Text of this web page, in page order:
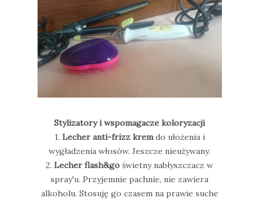
Stylizatory i wspomagacze koloryzacji
1. Lecher anti-frizz kremdo ułożenia i
wygładzenia włosów. Jeszcze nieużywany.
2.Lecher flash&go świetny nabłyszczacz w
spray'u. Przyjemnie pachnie, nie zawiera
alkoholu. Stosuję go czasem na prawie suche